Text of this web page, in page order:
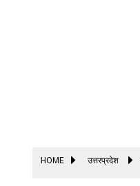
HOME उत्तरप्रदेश